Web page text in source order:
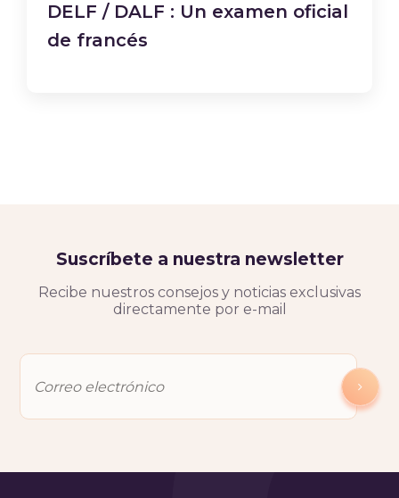
DELF / DALF : Un examen oficial
de francés
Suscríbete a nuestra newsletter
Recibe nuestros consejos y noticias exclusivas
directamente por e-mail